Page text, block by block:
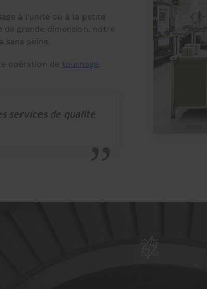
à l’unité ou à la petite
de grande dimension, notre
sans peine.
opération de tournage.
services de qualité